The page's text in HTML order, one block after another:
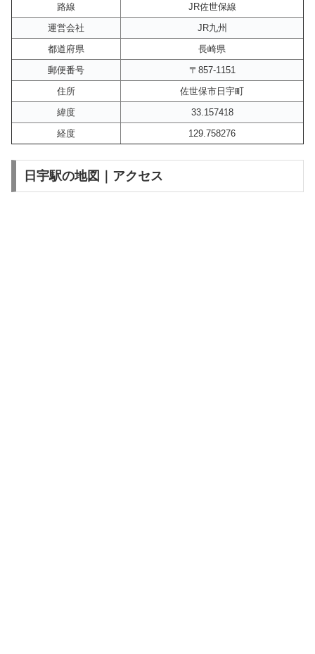
路線
JR佐世保線
運営会社
JR九州
都道府県
長崎県
郵便番号
〒857-1151
住所
佐世保市日宇町
緯度
33.157418
経度
129.758276
日宇駅の地図｜アクセス